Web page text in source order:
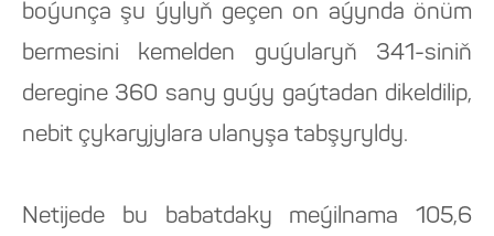
boýunça şu ýylyň geçen on aýynda önüm
bermesini kemelden guýularyň 341-siniň
deregine 360 sany guýy gaýtadan dikeldilip,
nebit çykaryjylara ulanyşa tabşyryldy.
Netijede bu babatdaky meýilnama 105,6